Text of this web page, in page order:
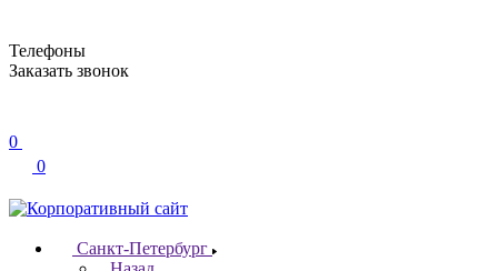
Телефоны
Заказать звонок
0
0
Санкт-Петербург